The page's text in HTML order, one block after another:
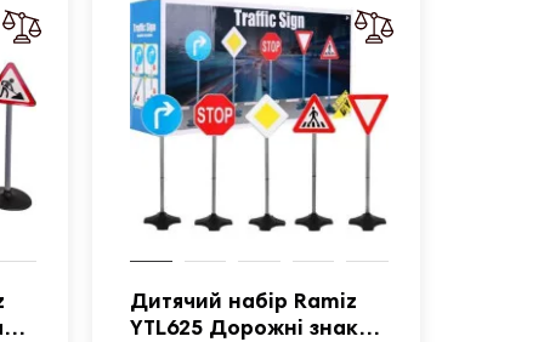
Дитячий набір Ramiz
YTL625 Дорожні знаки,